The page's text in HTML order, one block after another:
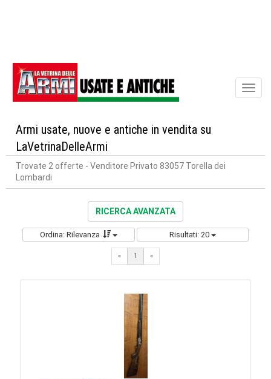
Armi usate, nuove e antiche in vendita su
LaVetrinaDelleArmi
Trovate 2 offerte - Venditore Privato 83057 Torella dei
Lombardi
RICERCA AVANZATA
Ordina: Rilevanza Risultati: 20
« 1 «